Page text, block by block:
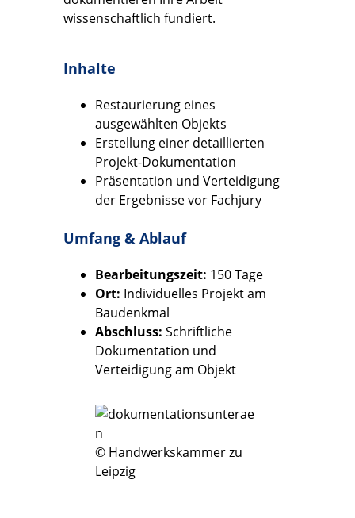
wissenschaftlich fundiert.
Inhalte
Restaurierung eines
ausgewählten Objekts
Erstellung einer detaillierten
Projekt-Dokumentation
Präsentation und Verteidigung
der Ergebnisse vor Fachjury
Umfang & Ablauf
Bearbeitungszeit: 150 Tage
Ort: Individuelles Projekt am
Baudenkmal
Abschluss: Schriftliche
Dokumentation und
Verteidigung am Objekt
© Handwerkskammer zu
Leipzig